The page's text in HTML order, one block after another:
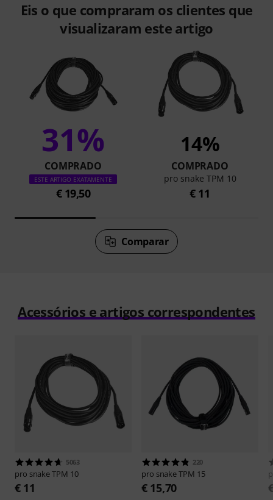
Eis o que compraram os clientes que
visualizaram este artigo
31%
COMPRADO
ESTE ARTIGO EXATAMENTE
€ 19,50
14%
COMPRADO
pro snake TPM 10
€ 11
Comparar
Acessórios e artigos correspondentes
5063
pro snakeTPM 10
€ 11
220
pro snakeTPM 15
€ 15,70